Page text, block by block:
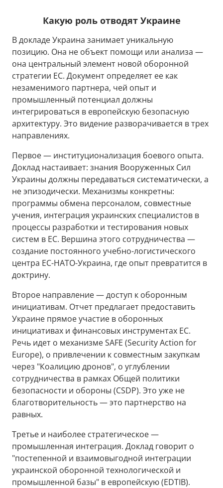
Какую роль отводят Украине
В докладе Украина занимает уникальную
позицию. Она не объект помощи или анализа —
она центральный элемент новой оборонной
стратегии ЕС. Документ определяет ее как
незаменимого партнера, чей опыт и
промышленный потенциал должны
интегрироваться в европейскую безопасную
архитектуру. Это видение разворачивается в трех
направлениях.
Первое — институционализация боевого опыта.
Доклад настаивает: знания Вооруженных Сил
Украины должны передаваться систематически, а
не эпизодически. Механизмы конкретны:
программы обмена персоналом, совместные
учения, интеграция украинских специалистов в
процессы разработки и тестирования новых
систем в ЕС. Вершина этого сотрудничества —
создание постоянного учебно-логистического
центра ЕС-НАТО-Украина, где опыт превратится в
доктрину.
Второе направление — доступ к оборонным
инициативам. Отчет предлагает предоставить
Украине прямое участие в оборонных
инициативах и финансовых инструментах ЕС.
Речь идет о механизме SAFE (Security Action for
Europe), о привлечении к совместным закупкам
через "Коалицию дронов", о углублении
сотрудничества в рамках Общей политики
безопасности и обороны (CSDP). Это уже не
благотворительность — это партнерство на
равных.
Третье и наиболее стратегическое —
промышленная интеграция. Доклад говорит о
"постепенной и взаимовыгодной интеграции
украинской оборонной технологической и
промышленной базы" в европейскую (EDTIB).